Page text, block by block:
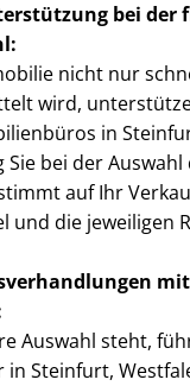
bei der
nicht nur
wird,
in
bei der Auswahl
auf Ihr
und die jeweiligen
mit
Auswahl steht,
in Steinfurt,